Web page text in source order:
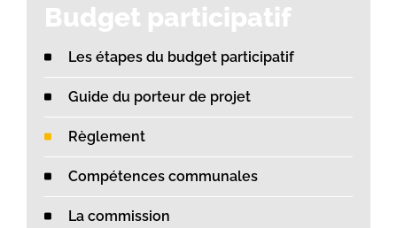
Budget participatif
Les étapes du budget participatif
Guide du porteur de projet
Règlement
Compétences communales
La commission